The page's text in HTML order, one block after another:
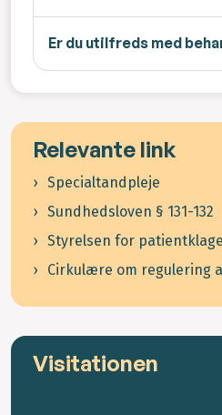
Er du utilfreds med
Relevante link
Specialtandpleje
Sundhedsloven § 131-132
Styrelsen for
Cirkulære om regulering
Visitationen